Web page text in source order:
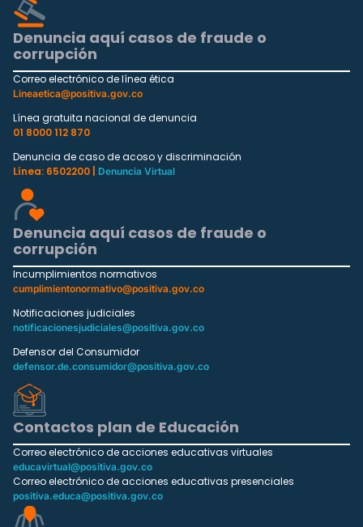
Denuncia aquí casos de fraude o
corrupción
Correo electrónico de línea ética
Lineaetica@positiva.gov.co
Línea gratuita nacional de denuncia
01 8000 112 870
Denuncia de caso de acoso y discriminación
Línea: 6502200 |
Denuncia Virtual
Denuncia aquí casos de fraude o
corrupción
Incumplimientos normativos
cumplimientonormativo@positiva.gov.co
Notificaciones judiciales
notificacionesjudiciales@positiva.gov.co
Defensor del Consumidor
defensor.de.consumidor@positiva.gov.co
Contactos plan de Educación
Correo electrónico de acciones educativas virtuales
educavirtual@positiva.gov.co
Correo electrónico de acciones educativas presenciales
positiva.educa@positiva.gov.co